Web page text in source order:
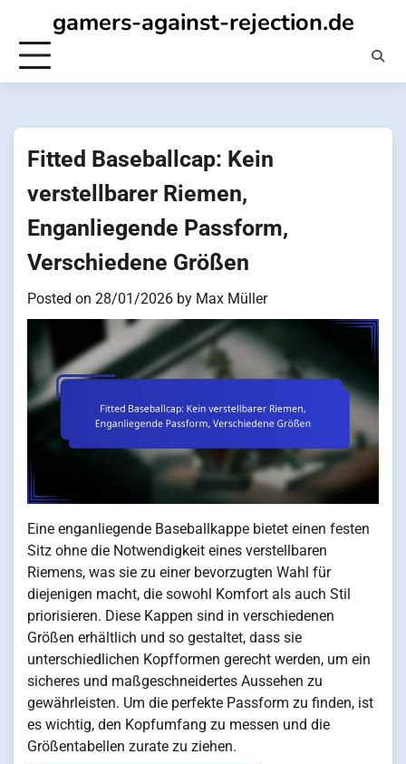
content
gamers-against-rejection.de
Fitted Baseballcap: Kein
verstellbarer Riemen,
Enganliegende Passform,
Verschiedene Größen
Posted on 28/01/2026 by Max Müller
Eine enganliegende Baseballkappe bietet einen festen
Sitz ohne die Notwendigkeit eines verstellbaren
Riemens, was sie zu einer bevorzugten Wahl für
diejenigen macht, die sowohl Komfort als auch Stil
priorisieren. Diese Kappen sind in verschiedenen
Größen erhältlich und so gestaltet, dass sie
unterschiedlichen Kopfformen gerecht werden, um ein
sicheres und maßgeschneidertes Aussehen zu
gewährleisten. Um die perfekte Passform zu finden, ist
es wichtig, den Kopfumfang zu messen und die
Größentabellen zurate zu ziehen.